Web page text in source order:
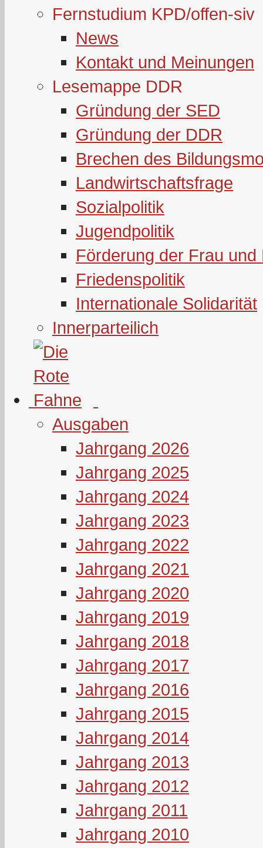
Fernstudium KPD/offen-siv
News
Kontakt und Meinungen
Lesemappe DDR
Gründung der SED
Gründung der DDR
Brechen des
Landwirtschaftsfrage
Sozialpolitik
Jugendpolitik
Förderung der Frau und
Friedenspolitik
Internationale Solidarität
Innerparteilich
Ausgaben
Jahrgang 2026
Jahrgang 2025
Jahrgang 2024
Jahrgang 2023
Jahrgang 2022
Jahrgang 2021
Jahrgang 2020
Jahrgang 2019
Jahrgang 2018
Jahrgang 2017
Jahrgang 2016
Jahrgang 2015
Jahrgang 2014
Jahrgang 2013
Jahrgang 2012
Jahrgang 2011
Jahrgang 2010